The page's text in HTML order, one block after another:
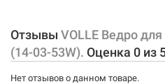
Отзывы VOLLE Ведро
(14-03-53W). Оценка 0 из
Нет отзывов о данном товаре.